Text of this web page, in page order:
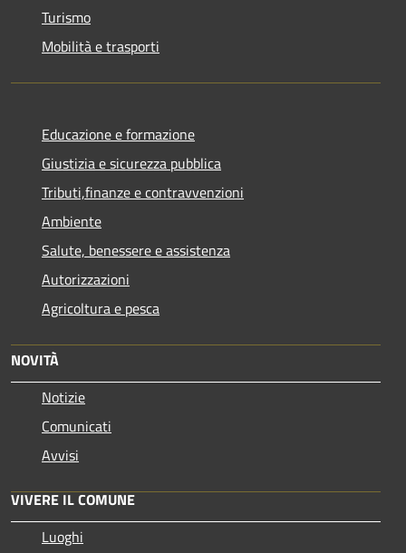
Turismo
Mobilità e trasporti
Educazione e formazione
Giustizia e sicurezza pubblica
Tributi,finanze e contravvenzioni
Ambiente
Salute, benessere e assistenza
Autorizzazioni
Agricoltura e pesca
NOVITÀ
Notizie
Comunicati
Avvisi
VIVERE IL COMUNE
Luoghi